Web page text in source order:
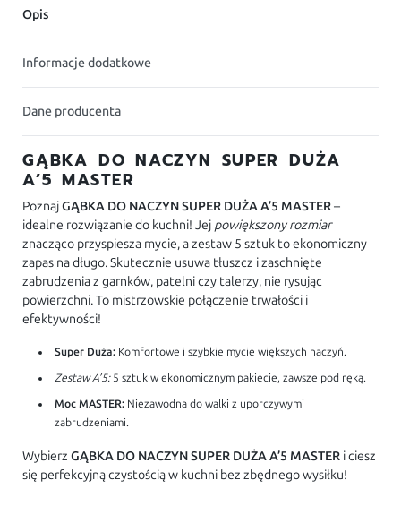
Opis
Informacje dodatkowe
Dane producenta
GĄBKA DO NACZYN SUPER DUŻA
A’5 MASTER
PoznajGĄBKA DO NACZYN SUPER DUŻA A’5 MASTER–
idealne rozwiązanie do kuchni! Jej powiększony rozmiar
znacząco przyspiesza mycie, a zestaw 5 sztuk to ekonomiczny
zapas na długo. Skutecznie usuwa tłuszcz i zaschnięte
zabrudzenia z garnków, patelni czy talerzy, nie rysując
powierzchni. To mistrzowskie połączenie trwałości i
efektywności!
Super Duża: Komfortowe i szybkie mycie większych naczyń.
Zestaw A’5:5 sztuk w ekonomicznym pakiecie, zawsze pod ręką.
Moc MASTER: Niezawodna do walki z uporczywymi
zabrudzeniami.
WybierzGĄBKA DO NACZYN SUPER DUŻA A’5 MASTER i ciesz
się perfekcyjną czystością w kuchni bez zbędnego wysiłku!